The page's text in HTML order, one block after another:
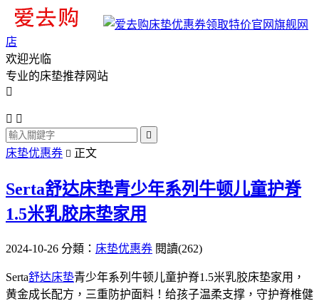
旗舰网
店
欢迎光临
专业的床垫推荐网站

 

床垫优惠券  正文
Serta舒达床垫青少年系列牛顿儿童护脊
1.5米乳胶床垫家用
2024-10-26 分類： 床垫优惠券 閱讀(262)
Serta舒达床垫青少年系列牛顿儿童护脊1.5米乳胶床垫家用，
黄金成长配方，三重防护面料！给孩子温柔支撑，守护脊椎健